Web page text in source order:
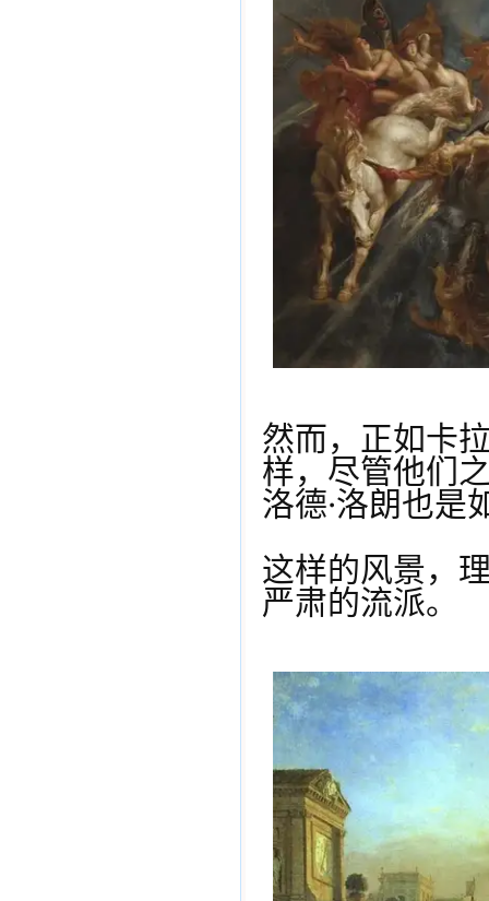
然而，正如卡
样，尽管他们
洛德·洛朗也是
这样的风景，
严肃的流派。